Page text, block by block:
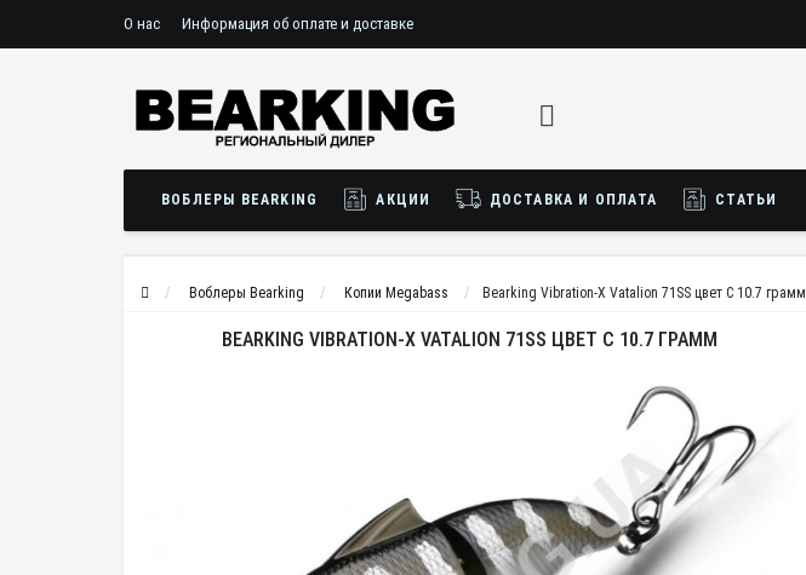
О нас Информация об оплате и доставке
ВОБЛЕРЫ BEARKING АКЦИИ ДОСТАВКА И ОПЛАТА СТАТЬИ
Воблеры Bearking Копии Megabass Bearking Vibration-X Vatalion 71SS цвет C 10.7 грамм
BEARKING VIBRATION-X VATALION 71SS ЦВЕТ C 10.7 ГРАММ